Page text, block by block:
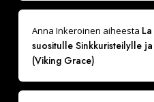
Anna Inkeroinen aiheesta
suositulle Sinkkuristeilylle
(Viking Grace)